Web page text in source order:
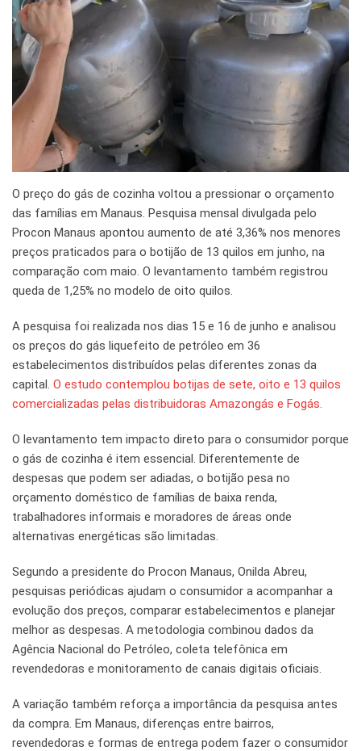
O preço do gás de cozinha voltou a pressionar o orçamento
das famílias em Manaus. Pesquisa mensal divulgada pelo
Procon Manaus apontou aumento de até 3,36% nos menores
preços praticados para o botijão de 13 quilos em junho, na
comparação com maio. O levantamento também registrou
queda de 1,25% no modelo de oito quilos.
A pesquisa foi realizada nos dias 15 e 16 de junho e analisou
os preços do gás liquefeito de petróleo em 36
estabelecimentos distribuídos pelas diferentes zonas da
capital. O estudo contemplou botijas de sete, oito e 13 quilos
comercializadas pelas distribuidoras Amazongás e Fogás.
O levantamento tem impacto direto para o consumidor porque
o gás de cozinha é item essencial. Diferentemente de
despesas que podem ser adiadas, o botijão pesa no
orçamento doméstico de famílias de baixa renda,
trabalhadores informais e moradores de áreas onde
alternativas energéticas são limitadas.
Segundo a presidente do Procon Manaus, Onilda Abreu,
pesquisas periódicas ajudam o consumidor a acompanhar a
evolução dos preços, comparar estabelecimentos e planejar
melhor as despesas. A metodologia combinou dados da
Agência Nacional do Petróleo, coleta telefônica em
revendedoras e monitoramento de canais digitais oficiais.
A variação também reforça a importância da pesquisa antes
da compra. Em Manaus, diferenças entre bairros,
revendedoras e formas de entrega podem fazer o consumidor